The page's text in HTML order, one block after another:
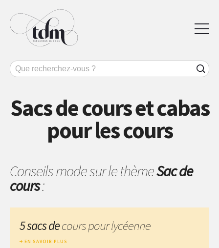
Sacs de cours et cabas
pour les cours
Conseils mode sur le thèmeSac de
cours:
5 sacs decours pour lycéenne
EN SAVOIR PLUS